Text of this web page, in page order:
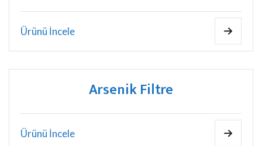
Ürünü İncele
Arsenik Filtre
Ürünü İncele